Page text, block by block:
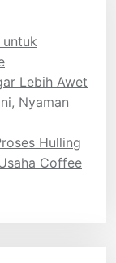
untuk
Lebih Awet
Nyaman
Hulling
Coffee